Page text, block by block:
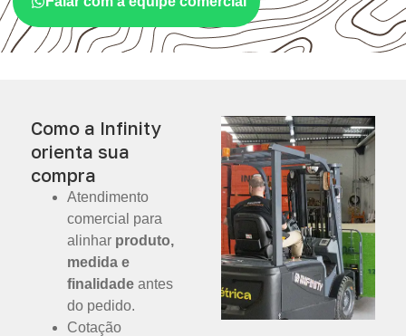
Como a Infinity
orienta sua
compra
Atendimento
comercial para
alinhar produto,
medida e
finalidade antes
do pedido.
Cotação